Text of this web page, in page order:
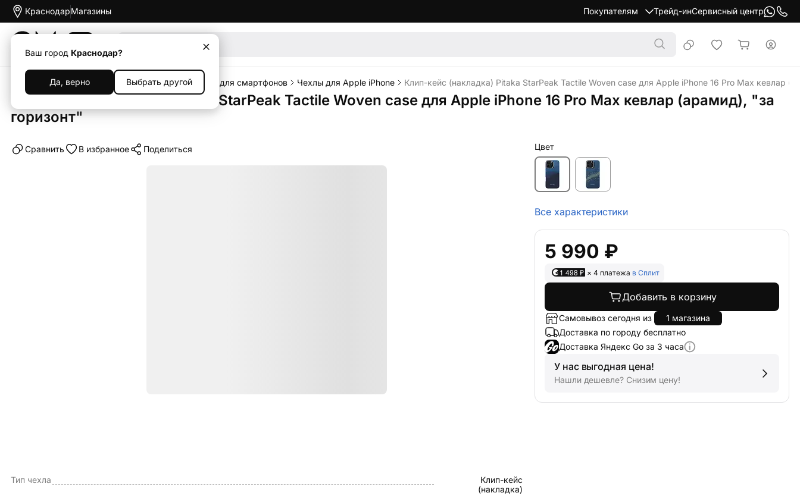
Краснодар
Ваш город Краснодар?
Да, верно Выбрать другой
Магазины Покупателям Трейд-инСервисный центр
Каталог Аксессуары Чехлы Чехлы для смартфонов Чехлы для Apple iPhone Клип-кейс (накладка) Pitaka StarPeak Tactile Woven case для Apple iPhone 16 Pro Max кевлар
Клип-кейс (накладка) Pitaka StarPeak Tactile Woven case для Apple iPhone 16 Pro Max кевлар (арамид), "за
горизонт"
Cравнить В избранное Поделиться
Тип чехла
Клип-кейс
(накладка)
Цвет
Все характеристики
5 990 ₽
1 498 ₽ × 4 платежа в Сплит
Добавить в корзину
Самовывоз сегодня из
1 магазина
Доставка по городу бесплатно
Доставка Яндекс Go за 3 часа
У нас выгодная цена!
Нашли дешевле? Снизим цену!